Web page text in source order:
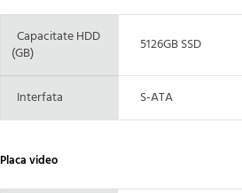
Capacitate HDD
(GB)
5126GB SSD
Interfata S-ATA
Placa video